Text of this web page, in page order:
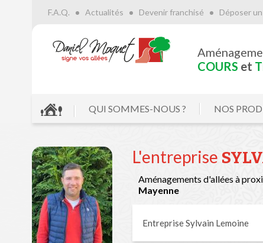
F.A.Q. Actualités Devenir franchisé Déposer
COURS et
QUI SOMMES-NOUS ? NOS
L'entreprise
Aménagements d'allées à
Mayenne
Entreprise Sylvain Lemoine